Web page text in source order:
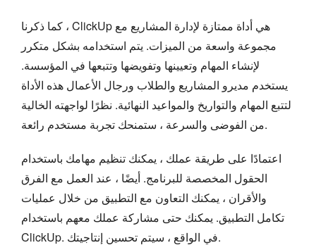
كما ذكرنا ، ClickUp هي أداة ممتازة لإدارة المشاريع مع
مجموعة واسعة من الميزات. يتم استخدامه بشكل متكرر
لإنشاء المهام وتعيينها وتفويضها وتتبعها في المؤسسة.
يستخدم مديرو المشاريع والطلاب ورجال الأعمال هذه الأداة
لتتبع المهام والتواريخ والمواعيد النهائية. نظرًا لواجهته الخالية
من الفوضى والسرعة ، ستمنحك تجربة مستخدم رائعة.
اعتمادًا على طريقة عملك ، يمكنك تنظيم مهامك باستخدام
الحقول المخصصة للبرنامج. أيضًا ، عند العمل مع الفرق
والأقران ، يمكنك التعاون مع التطبيق من خلال عمليات
تكامل التطبيق. يمكنك حتى مشاركة عملك معهم باستخدام
ClickUp. في الواقع ، سيتم تحسين إنتاجيتك.